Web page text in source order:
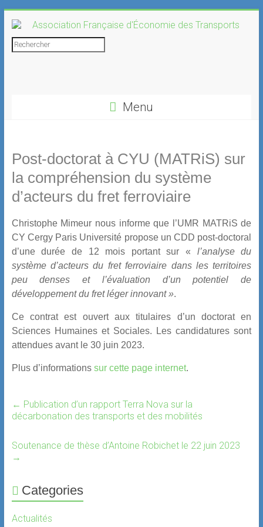
to
content
Association
Menu
Post-doctorat à CYU (MATRiS) sur
la compréhension du système
d’acteurs du fret ferroviaire
Christophe Mimeur nous informe que l’UMR MATRiS de
CY Cergy Paris Université propose un CDD post-doctoral
d’une durée de 12 mois portant sur « l’analyse du
système d’acteurs du fret ferroviaire dans les territoires
peu denses et l’évaluation d’un potentiel de
développement du fret léger innovant ».
Ce contrat est ouvert aux titulaires d’un doctorat en
Sciences Humaines et Sociales. Les candidatures sont
attendues avant le 30 juin 2023.
Plus d’informations sur cette page internet.
← Publication d’un rapport Terra Nova sur la
décarbonation des transports et des mobilités
Soutenance de thèse d’Antoine Robichet le 22 juin 2023
→
Categories
Actualités